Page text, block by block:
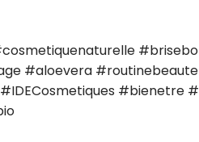
#aloevera
#bienetre